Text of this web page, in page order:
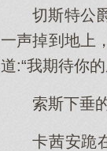
切斯特公
一声掉到地上
道:“我期待你
索斯下垂
卡茜安跪